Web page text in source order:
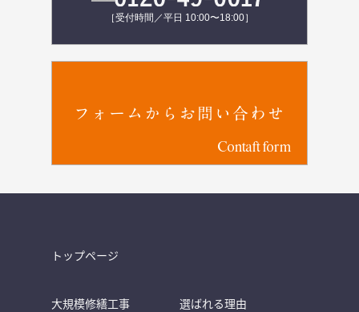
［受付時間／平日 10:00〜18:00］
Contaft form
フォームからお問い合わせ
トップページ
大規模修繕工事 選ばれる理由